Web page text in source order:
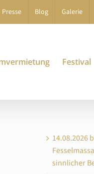
Presse Blog Galerie
Festival
14.08.2026
sinnlicher